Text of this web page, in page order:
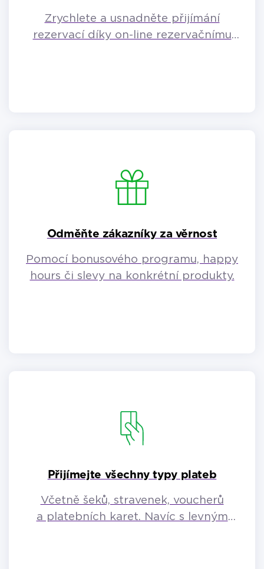
Zrychlete a usnadněte přijímání
rezervací díky on-line rezervačnímu
Odměňte zákazníky za věrnost
Pomocí bonusového programu, happy
hours či slevy na konkrétní produkty.
Přijímejte všechny typy plateb
Včetně šeků, stravenek, voucherů
a platebních karet. Navíc s levným